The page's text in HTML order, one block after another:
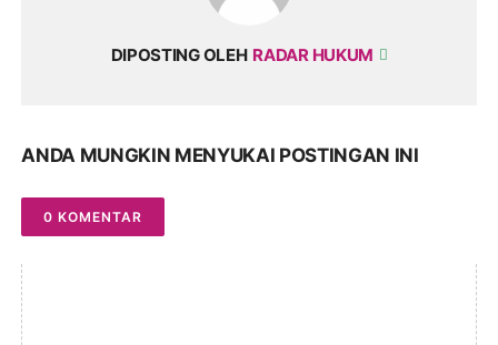
DIPOSTING OLEH RADAR HUKUM
ANDA MUNGKIN MENYUKAI POSTINGAN INI
0 KOMENTAR